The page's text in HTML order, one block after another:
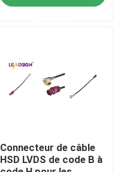
Connecteur de câble
HSD LVDS de code B à